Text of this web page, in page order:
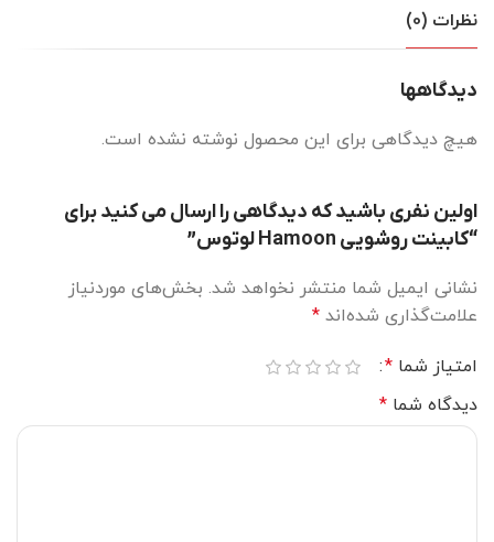
نظرات (0)
دیدگاهها
هیچ دیدگاهی برای این محصول نوشته نشده است.
اولین نفری باشید که دیدگاهی را ارسال می کنید برای
“کابینت روشویی Hamoon لوتوس”
نشانی ایمیل شما منتشر نخواهد شد. بخش‌های موردنیاز
علامت‌گذاری شده‌اند *
امتیاز شما *
دیدگاه شما *